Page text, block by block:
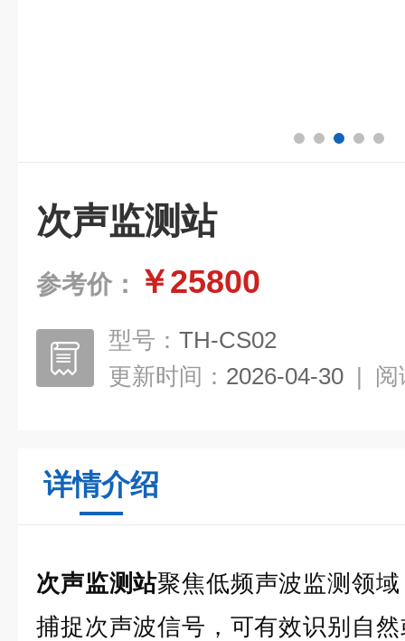
次声监测站
参考价： ￥25800
型号： TH-CS02
更新时间： 2026-04-30 | 阅
详情介绍
次声监测站聚焦低频声波监测领
捕捉次声波信号，可有效识别自